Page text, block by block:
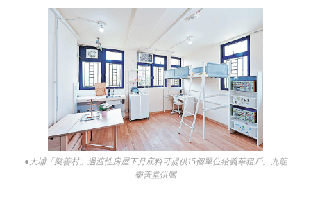
●大埔「樂善村」過渡性房屋下月底料可提供15個單位給義華租戶。九龍
樂善堂供圖